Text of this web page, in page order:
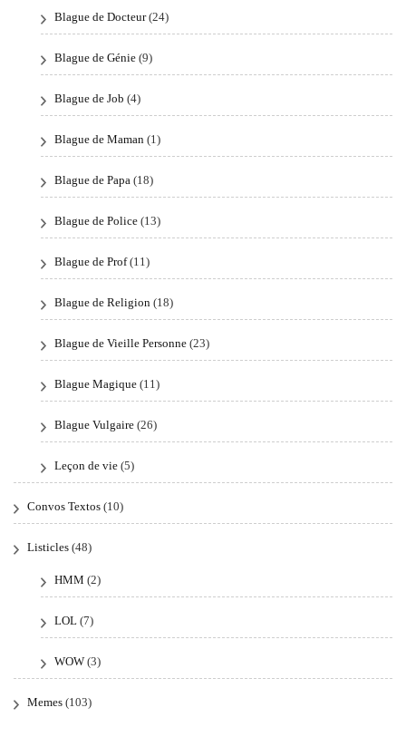
Blague de Docteur(24)
Blague de Génie (9)
Blague de Job (4)
Blague de Maman (1)
Blague de Papa (18)
Blague de Police (13)
Blague de Prof(11)
Blague de Religion (18)
Blague de Vieille Personne (23)
Blague Magique (11)
Blague Vulgaire (26)
Leçon de vie (5)
Convos Textos (10)
Listicles (48)
HMM (2)
LOL (7)
WOW (3)
Memes (103)